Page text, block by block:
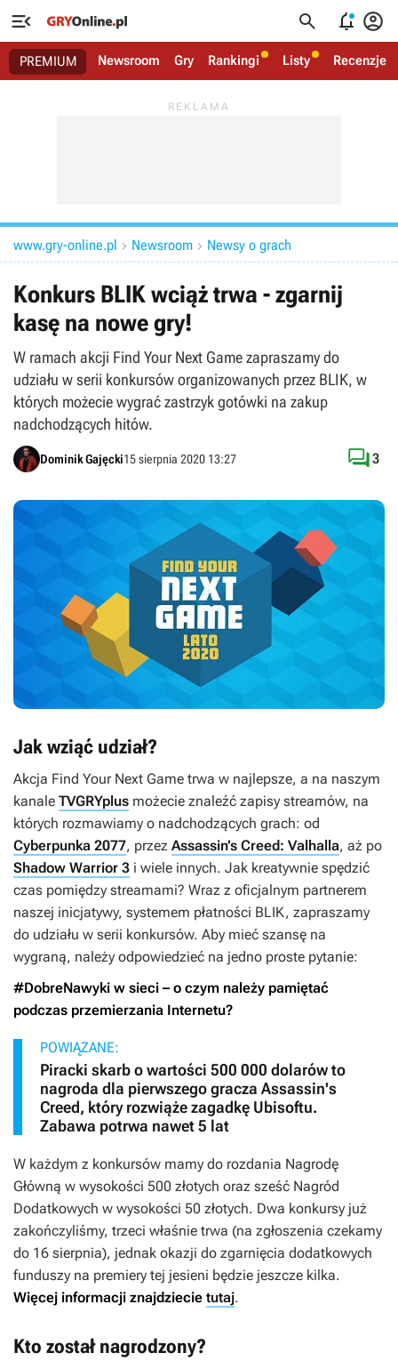
   
PREMIUM Newsroom Gry Rankingi Listy Recenzje
www.gry-online.pl  Newsroom  Newsy o grach
Konkurs BLIK wciąż trwa - zgarnij
kasę na nowe gry!
W ramach akcji Find Your Next Game zapraszamy do
udziału w serii konkursów organizowanych przez BLIK, w
których możecie wygrać zastrzyk gotówki na zakup
nadchodzących hitów.
Dominik Gajęcki15 sierpnia 2020 13:27 3
Jak wziąć udział?
Akcja Find Your Next Game trwa w najlepsze, a na naszym
kanale TVGRYplus możecie znaleźć zapisy streamów, na
których rozmawiamy o nadchodzących grach: od
Cyberpunka 2077, przez Assassin’s Creed: Valhalla, aż po
Shadow Warrior 3 i wiele innych. Jak kreatywnie spędzić
czas pomiędzy streamami? Wraz z oficjalnym partnerem
naszej inicjatywy, systemem płatności BLIK, zapraszamy
do udziału w serii konkursów. Aby mieć szansę na
wygraną, należy odpowiedzieć na jedno proste pytanie:
#DobreNawyki w sieci – o czym należy pamiętać
podczas przemierzania Internetu?
POWIĄZANE:
Piracki skarb o wartości 500 000 dolarów to
nagroda dla pierwszego gracza Assassin's
Creed, który rozwiąże zagadkę Ubisoftu.
Zabawa potrwa nawet 5 lat
W każdym z konkursów mamy do rozdania Nagrodę
Główną w wysokości 500 złotych oraz sześć Nagród
Dodatkowych w wysokości 50 złotych. Dwa konkursy już
zakończyliśmy, trzeci właśnie trwa (na zgłoszenia czekamy
do 16 sierpnia), jednak okazji do zgarnięcia dodatkowych
funduszy na premiery tej jesieni będzie jeszcze kilka.
Więcej informacji znajdziecie tutaj.
Kto został nagrodzony?